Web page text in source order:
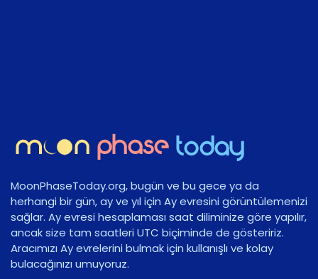
MoonPhaseToday.org, bugün ve bu gece ya da
herhangi bir gün, ay ve yıl için Ay evresini görüntülemenizi
sağlar. Ay evresi hesaplaması saat diliminize göre yapılır,
ancak size tam saatleri UTC biçiminde de gösteririz.
Aracımızı Ay evrelerini bulmak için kullanışlı ve kolay
bulacağınızı umuyoruz.